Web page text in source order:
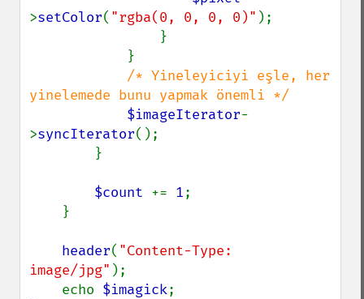
>setColor( "rgba(0, 0, 0, 0)" );
/* Yineleyiciyi eşle, her
yinelemede bunu yapmak önemli */
$imageIterator-
>syncIterator();
$count += 1;
header( "Content-Type:
image/jpg" );
    echo
$imagick;